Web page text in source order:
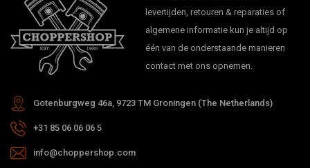
levertijden, retouren & reparaties of
algemene informatie kun je altijd op
één van de onderstaande manieren
contact met ons opnemen.
Gotenburgweg 46a, 9723 TM Groningen (The Netherlands)
+31 85 06 06 06 5
info@choppershop.com